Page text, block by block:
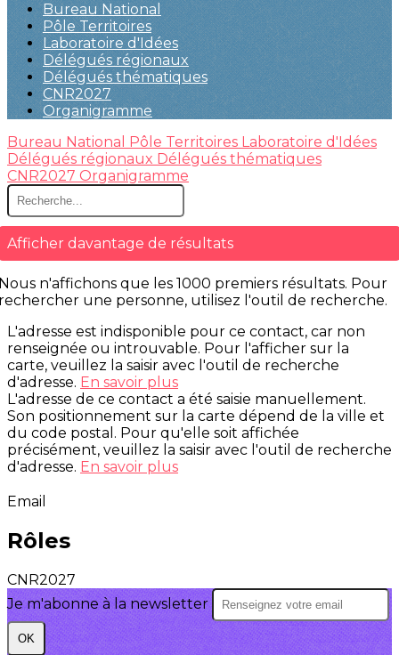
Bureau National
Pôle Territoires
Laboratoire d'Idées
Délégués régionaux
Délégués thématiques
CNR2027
Organigramme
Bureau National Pôle Territoires Laboratoire d'Idées
Délégués régionaux Délégués thématiques
CNR2027 Organigramme
Afficher davantage de résultats
n'affichons que les 1000 premiers résultats. Pour
une personne, utilisez l'outil de recherche.
L'adresse est indisponible pour ce contact, car non
renseignée ou introuvable. Pour l'afficher sur la
carte, veuillez la saisir avec l'outil de recherche
d'adresse. En savoir plus
L'adresse de ce contact a été saisie manuellement.
Son positionnement sur la carte dépend de la ville et
du code postal. Pour qu'elle soit affichée
précisément, veuillez la saisir avec l'outil de recherche
d'adresse. En savoir plus
Email
Rôles
CNR2027
Je m'abonne à la newsletter
OK